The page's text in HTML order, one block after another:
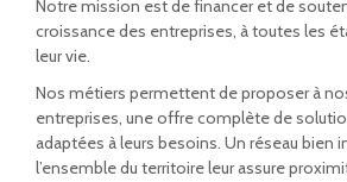
Notre mission est de financer et de
croissance des entreprises, à toutes les
leur vie.
Nos métiers permettent de proposer à
entreprises, une offre complète de
adaptées à leurs besoins. Un réseau bien
l’ensemble du territoire leur assure